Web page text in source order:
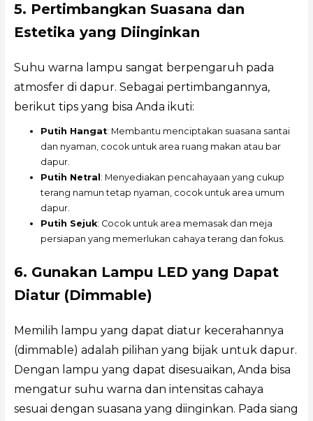
5. Pertimbangkan Suasana dan
Estetika yang Diinginkan
Suhu warna lampu sangat berpengaruh pada
atmosfer di dapur. Sebagai pertimbangannya,
berikut tips yang bisa Anda ikuti:
Putih Hangat: Membantu menciptakan suasana santai
dan nyaman, cocok untuk area ruang makan atau bar
dapur.
Putih Netral : Menyediakan pencahayaan yang cukup
terang namun tetap nyaman, cocok untuk area umum
dapur.
Putih Sejuk: Cocok untuk area memasak dan meja
persiapan yang memerlukan cahaya terang dan fokus.
6. Gunakan Lampu LED yang Dapat
Diatur (Dimmable)
Memilih lampu yang dapat diatur kecerahannya
(dimmable) adalah pilihan yang bijak untuk dapur.
Dengan lampu yang dapat disesuaikan, Anda bisa
mengatur suhu warna dan intensitas cahaya
sesuai dengan suasana yang diinginkan. Pada siang